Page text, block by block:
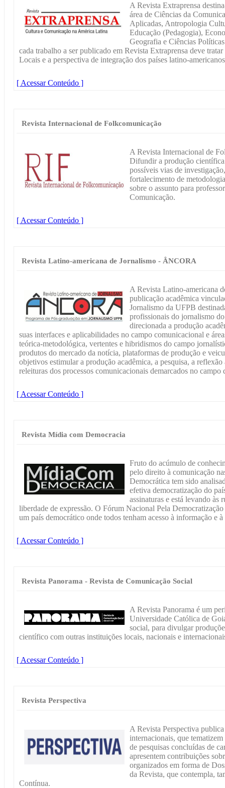
A Revista Extraprensa
área de Ciências da
Aplicadas, Antropologia
Educação (Pedagogia),
Geografia e Ciências
cada trabalho a ser publicado em Revista Extraprensa deve
Locais e a perspectiva de integração dos países latino-
[ Acessar Conteúdo ]
Revista Internacional de Folkcomunicação
A Revista Internacional de
Difundir a produção
possíveis vias de
fortalecimento de
sobre o assunto para
Comunicação.
[ Acessar Conteúdo ]
Revista Latino-americana de Jornalismo - ÂNCORA
A Revista Latino-americana
publicação acadêmica
Jornalismo da UFPB
profissionais do jornalismo
direcionada a produção
suas interfaces e aplicabilidades no campo comunicacional e
teórica-metodológica, vertentes e hibridismos do campo
produtos do mercado da notícia, plataformas de produção e
objetivos estimular a produção acadêmica, a pesquisa, a
releituras dos processos comunicacionais demarcados no campo
[ Acessar Conteúdo ]
Revista Mídia com Democracia
Fruto do acúmulo de
pelo direito à comunicação
Democrática tem sido
efetiva democratização do
assinaturas e está levando às
liberdade de expressão. O Fórum Nacional Pela
um país democrático onde todos tenham acesso à informação e
[ Acessar Conteúdo ]
Revista Panorama - Revista de Comunicação Social
A Revista Panorama é um
Universidade Católica de
social, para divulgar
científico com outras instituições locais, nacionais e
[ Acessar Conteúdo ]
Revista Perspectiva
A Revista Perspectiva
internacionais, que
de pesquisas concluídas de
apresentem contribuições
organizados em forma de
da Revista, que contempla,
Contínua.